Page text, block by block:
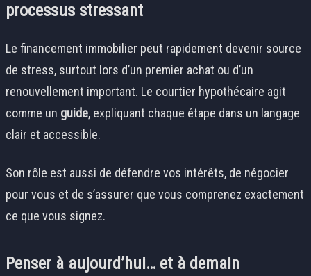
processus stressant
Le financement immobilier peut rapidement devenir source
de stress, surtout lors d’un premier achat ou d’un
renouvellement important. Le courtier hypothécaire agit
comme un guide, expliquant chaque étape dans un langage
clair et accessible.
Son rôle est aussi de défendre vos intérêts, de négocier
pour vous et de s’assurer que vous comprenez exactement
ce que vous signez.
Penser à aujourd’hui… et à demain